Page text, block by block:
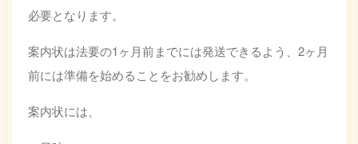
必要となります。
案内状は法要の1ヶ月前までには発送できるよう、2ヶ月
前には準備を始めることをお勧めします。
案内状には、